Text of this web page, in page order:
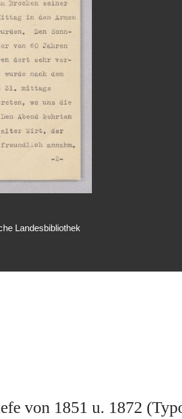
Landesbibliothek
von 1851 u. 1872